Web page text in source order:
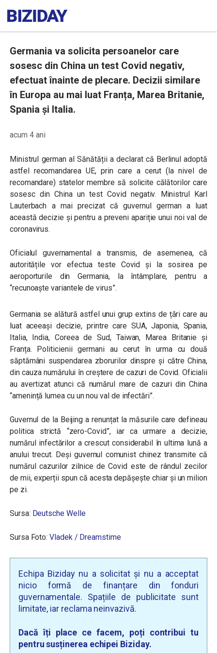
Germania va solicita persoanelor care
sosesc din China un test Covid negativ,
efectuat înainte de plecare. Decizii similare
în Europa au mai luat Franța, Marea Britanie,
Spania și Italia.
acum 4 ani
Ministrul german al Sănătății a declarat că Berlinul adoptă
astfel recomandarea UE, prin care a cerut (la nivel de
recomandare) statelor membre să solicite călătorilor care
sosesc din China un test Covid negativ. Ministrul Karl
Lauterbach a mai precizat că guvernul german a luat
această decizie și pentru a preveni apariție unui noi val de
coronavirus.
Oficialul guvernamental a transmis, de asemenea, că
autoritățile vor efectua teste Covid și la sosirea pe
aeroporturile din Germania, la întâmplare, pentru a
“recunoaște variantele de virus”.
Germania se alătură astfel unui grup extins de țări care au
luat aceeași decizie, printre care SUA, Japonia, Spania,
Italia, India, Coreea de Sud, Taiwan, Marea Britanie și
Franța. Politicienii germani au cerut în urma cu două
săptămâni suspendarea zborurilor dinspre și către China,
din cauza numărului în creștere de cazuri de Covid. Oficialii
au avertizat atunci că numărul mare de cazuri din China
“amenință lumea cu un nou val de infectări”.
Guvernul de la Beijing a renunțat la măsurile care defineau
politica strictă “zero-Covid”, iar ca urmare a decizie,
numărul infectărilor a crescut considerabil în ultima lună a
anului trecut. Deși guvernul comunist chinez transmite că
numărul cazurilor zilnice de Covid este de rândul zecilor
de mii, experții spun că acesta depășește chiar și un milion
pe zi.
Sursa: Deutsche Welle
Sursa Foto:Vladek / Dreamstime
Echipa Biziday nu a solicitat și nu a acceptat
nicio formă de finanțare din fonduri
guvernamentale. Spațiile de publicitate sunt
limitate, iar reclama neinvazivă.
Dacă îți place ce facem, poți contribui tu
pentru susținerea echipei Biziday.